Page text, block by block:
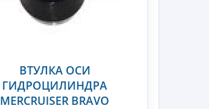
ВТУЛКА ОСИ
ГИДРОЦИЛИНДРА
MERCRUISER BRAVO